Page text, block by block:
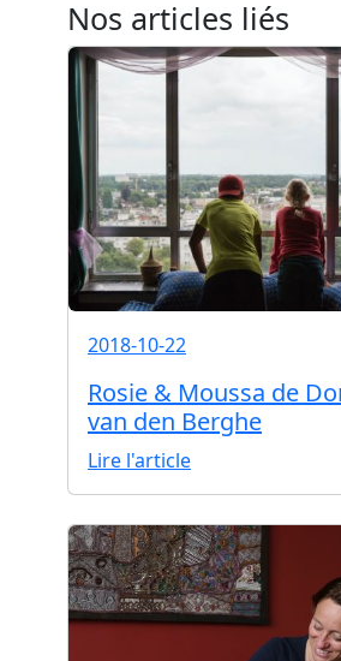
Nos articles liés
2018-10-22
Rosie & Moussa de
van den Berghe
Lire l'article